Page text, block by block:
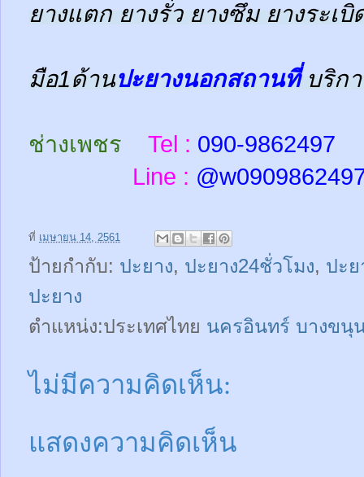
ยางแตก ยางรั่ว ยางซึม ยางระเบิ
มือ1ด้านปะยางนอกสถานที่ บริก
ช่างเพชร Tel : 090-9862497
Line : @w
ที่ เมษายน 14, 2561
ป้ายกำกับ: ปะยาง, ปะยาง24ชั่วโมง, ปะ
ปะยาง
ตำแหน่ง:ประเทศไทย นครอินทร์ บางขนุ
ไม่มีความคิดเห็น:
แสดงความคิดเห็น